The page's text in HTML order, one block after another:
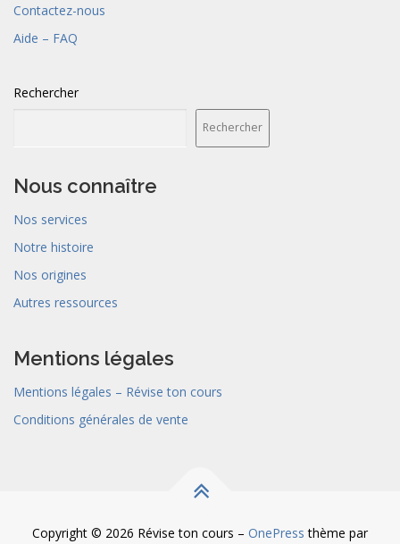
Contactez-nous
Aide – FAQ
Rechercher
Rechercher
Nous connaître
Nos services
Notre histoire
Nos origines
Autres ressources
Mentions légales
Mentions légales – Révise ton cours
Conditions générales de vente
Copyright © 2026 Révise ton cours – OnePress thème par